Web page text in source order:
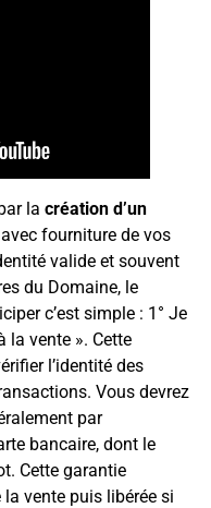
la création d’un
fourniture de vos
valide et souvent
du Domaine, le
c’est simple : 1° Je
la vente ». Cette
l’identité des
Vous devrez
par
bancaire, dont le
Cette garantie
vente puis libérée si